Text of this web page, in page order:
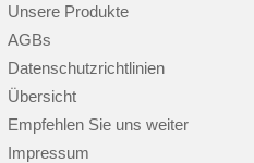
Unsere Produkte
AGBs
Datenschutzrichtlinien
Übersicht
Empfehlen Sie uns weiter
Impressum